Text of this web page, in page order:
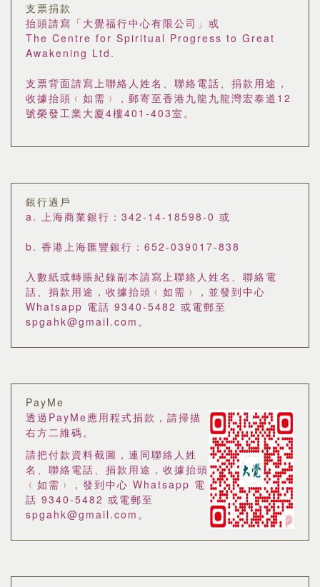
支票捐款
抬頭請寫「大覺福行中心有限公司」或
The Centre for Spiritual Progress to Great
Awakening Ltd.
支票背面請寫上聯絡人姓名、聯絡電話、捐款用途，
收據抬頭﹙如需﹚，郵寄至香港九龍九龍灣宏泰道12
號榮發工業大廈4樓401-403室。
銀行過戶
a. 上海商業銀行：342-14-18598-0 或
b. 香港上海匯豐銀行：652-039017-838
入數紙或轉賬紀錄副本請寫上聯絡人姓名、聯絡電
話、捐款用途，收據抬頭﹙如需﹚，並發到中心
Whatsapp 電話 9340-5482 或電郵至
spgahk@gmail.com。
PayMe
透過PayMe應用程式捐款，請掃描
右方二維碼。
請把付款資料截圖，連同聯絡人姓
名、聯絡電話、捐款用途，收據抬頭
﹙如需﹚，發到中心 Whatsapp 電
話 9340-5482 或電郵至
spgahk@gmail.com。